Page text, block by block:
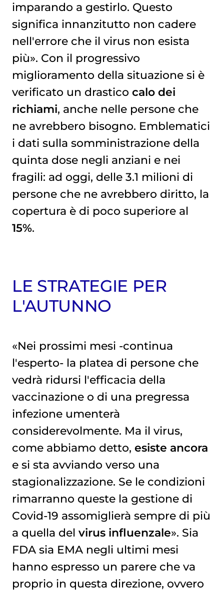
imparando a gestirlo. Questo
significa innanzitutto non cadere
nell'errore che il virus non esista
più». Con il progressivo
miglioramento della situazione si è
verificato un drastico calo dei
richiami, anche nelle persone che
ne avrebbero bisogno. Emblematici
i dati sulla somministrazione della
quinta dose negli anziani e nei
fragili: ad oggi, delle 3.1 milioni di
persone che ne avrebbero diritto, la
copertura è di poco superiore al
15%.
LE STRATEGIE PER
L'AUTUNNO
«Nei prossimi mesi -continua
l'esperto- la platea di persone che
vedrà ridursi l'efficacia della
vaccinazioneo di una pregressa
infezione umenterà
considerevolmente. Ma il virus,
come abbiamo detto, esiste ancora
e si sta avviando verso una
stagionalizzazione. Se le condizioni
rimarranno queste la gestione di
Covid-19 assomiglierà sempre di più
a quella del virus influenzale». Sia
FDA sia EMA negli ultimi mesi
hanno espresso un parere che va
proprio in questa direzione, ovvero